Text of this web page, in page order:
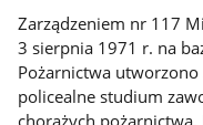
Zarządzeniem nr 117
3 sierpnia 1971 r. na
Pożarnictwa utworzono
policealne studium